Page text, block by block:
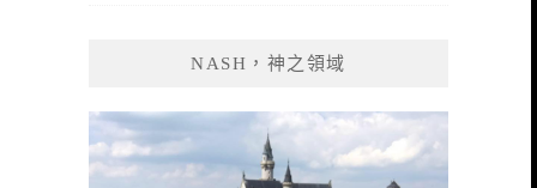
NASH，神之領域